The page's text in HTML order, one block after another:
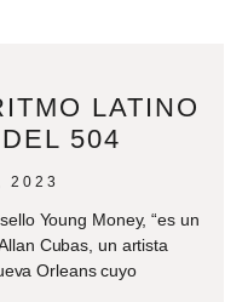
LATINO
504
2023
Young Money, “es un
Cubas, un artista
Orleans cuyo